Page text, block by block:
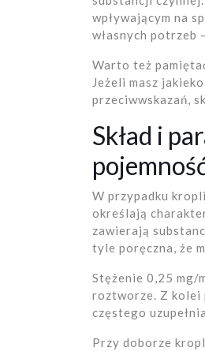
wpływającym na
własnych potrzeb
Warto też
Jeżeli masz
przeciwwskazań,
Skład i
W przypadku
określają
zawierają
tyle poręczna, że
Stężenie 0,25 mg/
roztworze. Z kolei
częstego
Przy doborze